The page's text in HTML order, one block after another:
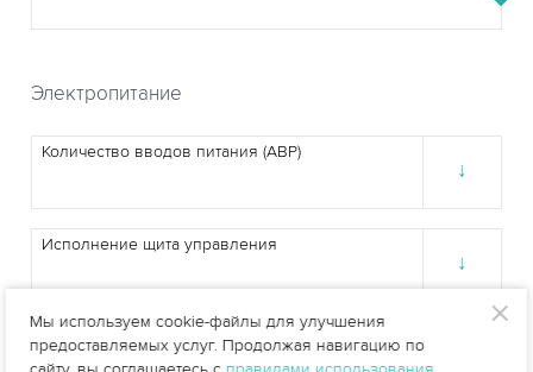
Электропитание
↓
Количество вводов питания (АВР)
↓
Исполнение щита управления
Мы используем cookie-файлы для улучшения
предоставляемых услуг. Продолжая навигацию по